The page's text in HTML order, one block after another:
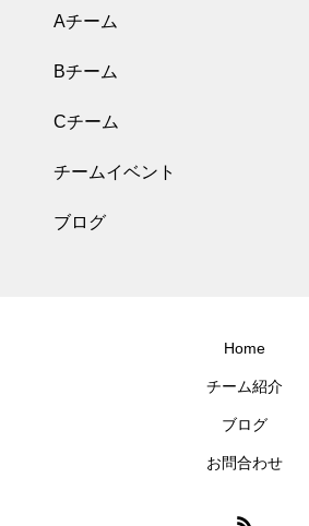
Aチーム
Bチーム
Cチーム
チームイベント
ブログ
Home
チーム紹介
ブログ
お問合わせ